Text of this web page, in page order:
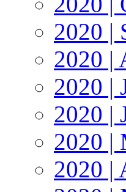
2020 |
2020 |
2020 |
2020 |
2020 |
2020 |